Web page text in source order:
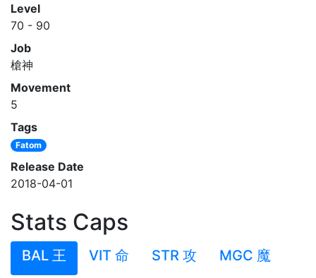
Level
70 - 90
Job
槍神
Movement
5
Tags
Fatom
Release Date
2018-04-01
Stats Caps
BAL 王 VIT 命 STR 攻
MGC 魔